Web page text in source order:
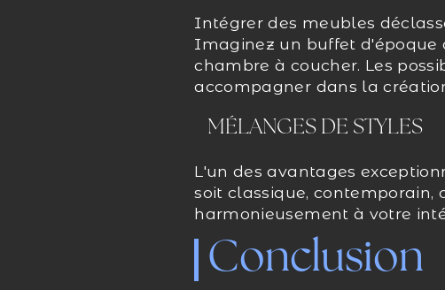
Intégrer des meubles
Imaginez un buffet d'époque
chambre à coucher. Les
accompagner dans la
MÉLANGES DE STYLES
L'un des avantages
soit classique, contemporain,
harmonieusement à votre
Conclusion